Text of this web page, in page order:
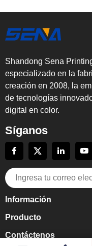
Shandong Sena
especializado en la
creación en 2008, la
de tecnologías
digital en color.
Síganos
Información
Producto
Contáctenos